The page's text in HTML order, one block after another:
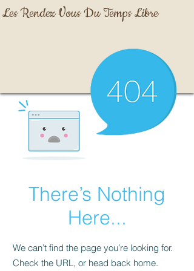
Les Rendez Vous Du Temps Libre
There’s Nothing
Here...
We can’t find the page you’re looking for.
Check the URL, or head back home.